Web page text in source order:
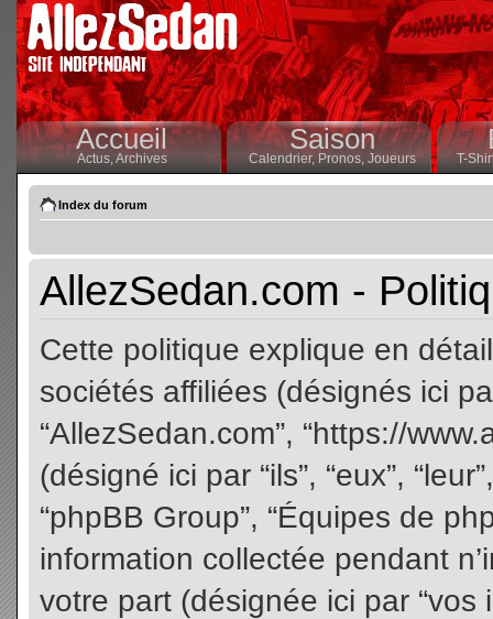
Accueil
Actus,Archives
Saison
Calendrier,Pronos, Joueurs T-
Index du forum
AllezSedan.com -
Cette politique explique en
sociétés affiliées (désignés ici
“AllezSedan.com”, “https://
(désigné ici par “ils”, “eux”,
“phpBB Group”, “Équipes de
information collectée pendant
votre part (désignée ici par “vos